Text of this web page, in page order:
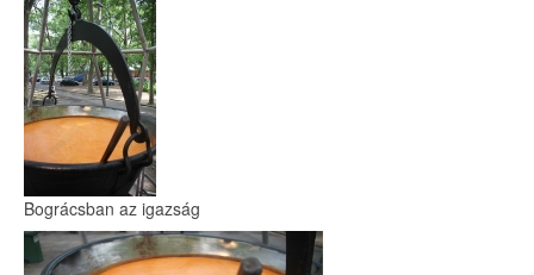
Bográcsban az igazság